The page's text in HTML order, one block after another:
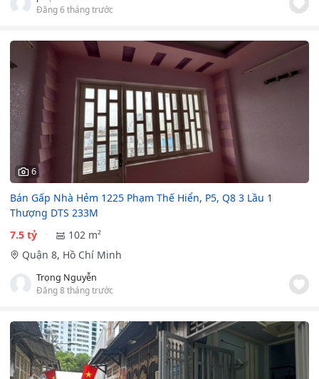
Đăng 6 tháng trước
6
Bán Gấp Nhà Hẻm 1225 Phạm Thế Hiển, P5, Q8 3 Lầu 1
Thượng DTS 233M
7.5 tỷ
102 m²
Quận 8, Hồ Chí Minh
Trọng Nguyễn
Đăng 8 tháng trước